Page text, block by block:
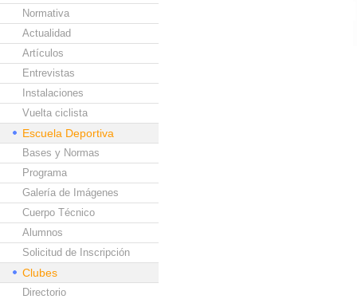
Normativa
Actualidad
Artículos
Entrevistas
Instalaciones
Vuelta ciclista
Escuela Deportiva
Bases y Normas
Programa
Galería de Imágenes
Cuerpo Técnico
Alumnos
Solicitud de Inscripción
Clubes
Directorio